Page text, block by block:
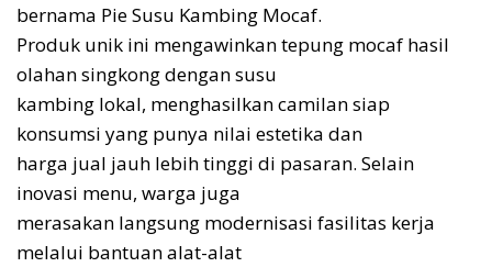
bernama Pie Susu Kambing Mocaf.
Produk unik ini mengawinkan tepung mocaf hasil
olahan singkong dengan susu
kambing lokal, menghasilkan camilan siap
konsumsi yang punya nilai estetika dan
harga jual jauh lebih tinggi di pasaran. Selain
inovasi menu, warga juga
merasakan langsung modernisasi fasilitas kerja
melalui bantuan alat-alat